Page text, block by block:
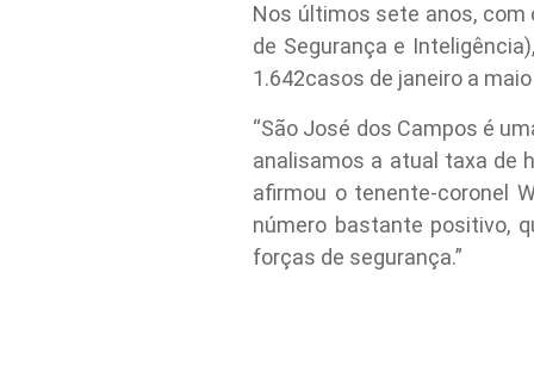
Nos últimos sete anos, com
de Segurança e
1.642casos de janeiro a
“São José dos Campos é
analisamos a atual taxa de
afirmou o tenente-coronel
número bastante positivo,
forças de segurança.”